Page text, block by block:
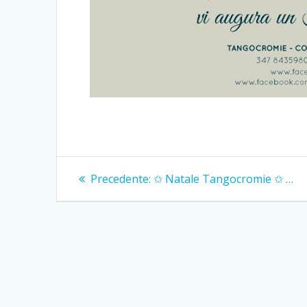
Navigazione
articoli
Precedente: Articolo
✩ Natale Tangocromie ✩ …